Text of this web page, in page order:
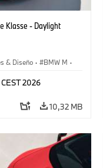
Klasse - Daylight
& Diseño · BMW M ·
2026
10,32 MB